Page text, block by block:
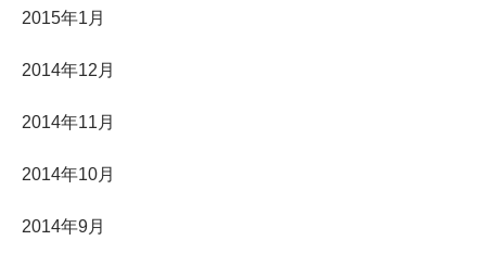
2015年1月
2014年12月
2014年11月
2014年10月
2014年9月